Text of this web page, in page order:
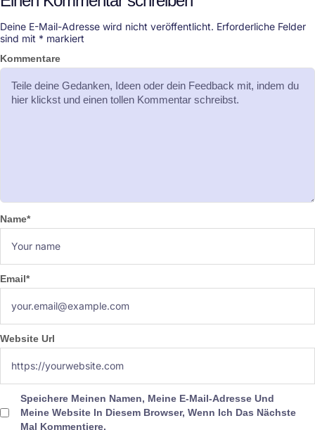
Deine E-Mail-Adresse wird nicht veröffentlicht. Erforderliche Felder
sind mit * markiert
Kommentare
Name*
Email*
Website Url
Speichere Meinen Namen, Meine E-Mail-Adresse Und
Meine Website In Diesem Browser, Wenn Ich Das Nächste
Mal Kommentiere.